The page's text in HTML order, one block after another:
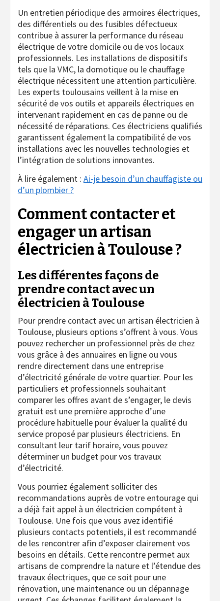
Un entretien périodique des armoires électriques,
des différentiels ou des fusibles défectueux
contribue à assurer la performance du réseau
électrique de votre domicile ou de vos locaux
professionnels. Les installations de dispositifs
tels que la VMC, la domotique ou le chauffage
électrique nécessitent une attention particulière.
Les experts toulousains veillent à la mise en
sécurité de vos outils et appareils électriques en
intervenant rapidement en cas de panne ou de
nécessité de réparations. Ces électriciens qualifiés
garantissent également la compatibilité de vos
installations avec les nouvelles technologies et
l’intégration de solutions innovantes.
À lire également : Ai-je besoin d’un chauffagiste ou
d’un plombier ?
Comment contacter et
engager un artisan
électricien à Toulouse ?
Les différentes façons de
prendre contact avec un
électricien à Toulouse
Pour prendre contact avec un artisan électricien à
Toulouse, plusieurs options s’offrent à vous. Vous
pouvez rechercher un professionnel près de chez
vous grâce à des annuaires en ligne ou vous
rendre directement dans une entreprise
d’électricité générale de votre quartier. Pour les
particuliers et professionnels souhaitant
comparer les offres avant de s’engager, le devis
gratuit est une première approche d’une
procédure habituelle pour évaluer la qualité du
service proposé par plusieurs électriciens. En
consultant leur tarif horaire, vous pouvez
déterminer un budget pour vos travaux
d’électricité.
Vous pourriez également solliciter des
recommandations auprès de votre entourage qui
a déjà fait appel à un électricien compétent à
Toulouse. Une fois que vous avez identifié
plusieurs contacts potentiels, il est recommandé
de les rencontrer afin d’exposer clairement vos
besoins en détails. Cette rencontre permet aux
artisans de comprendre la nature et l’étendue des
travaux électriques, que ce soit pour une
rénovation, une maintenance ou un dépannage